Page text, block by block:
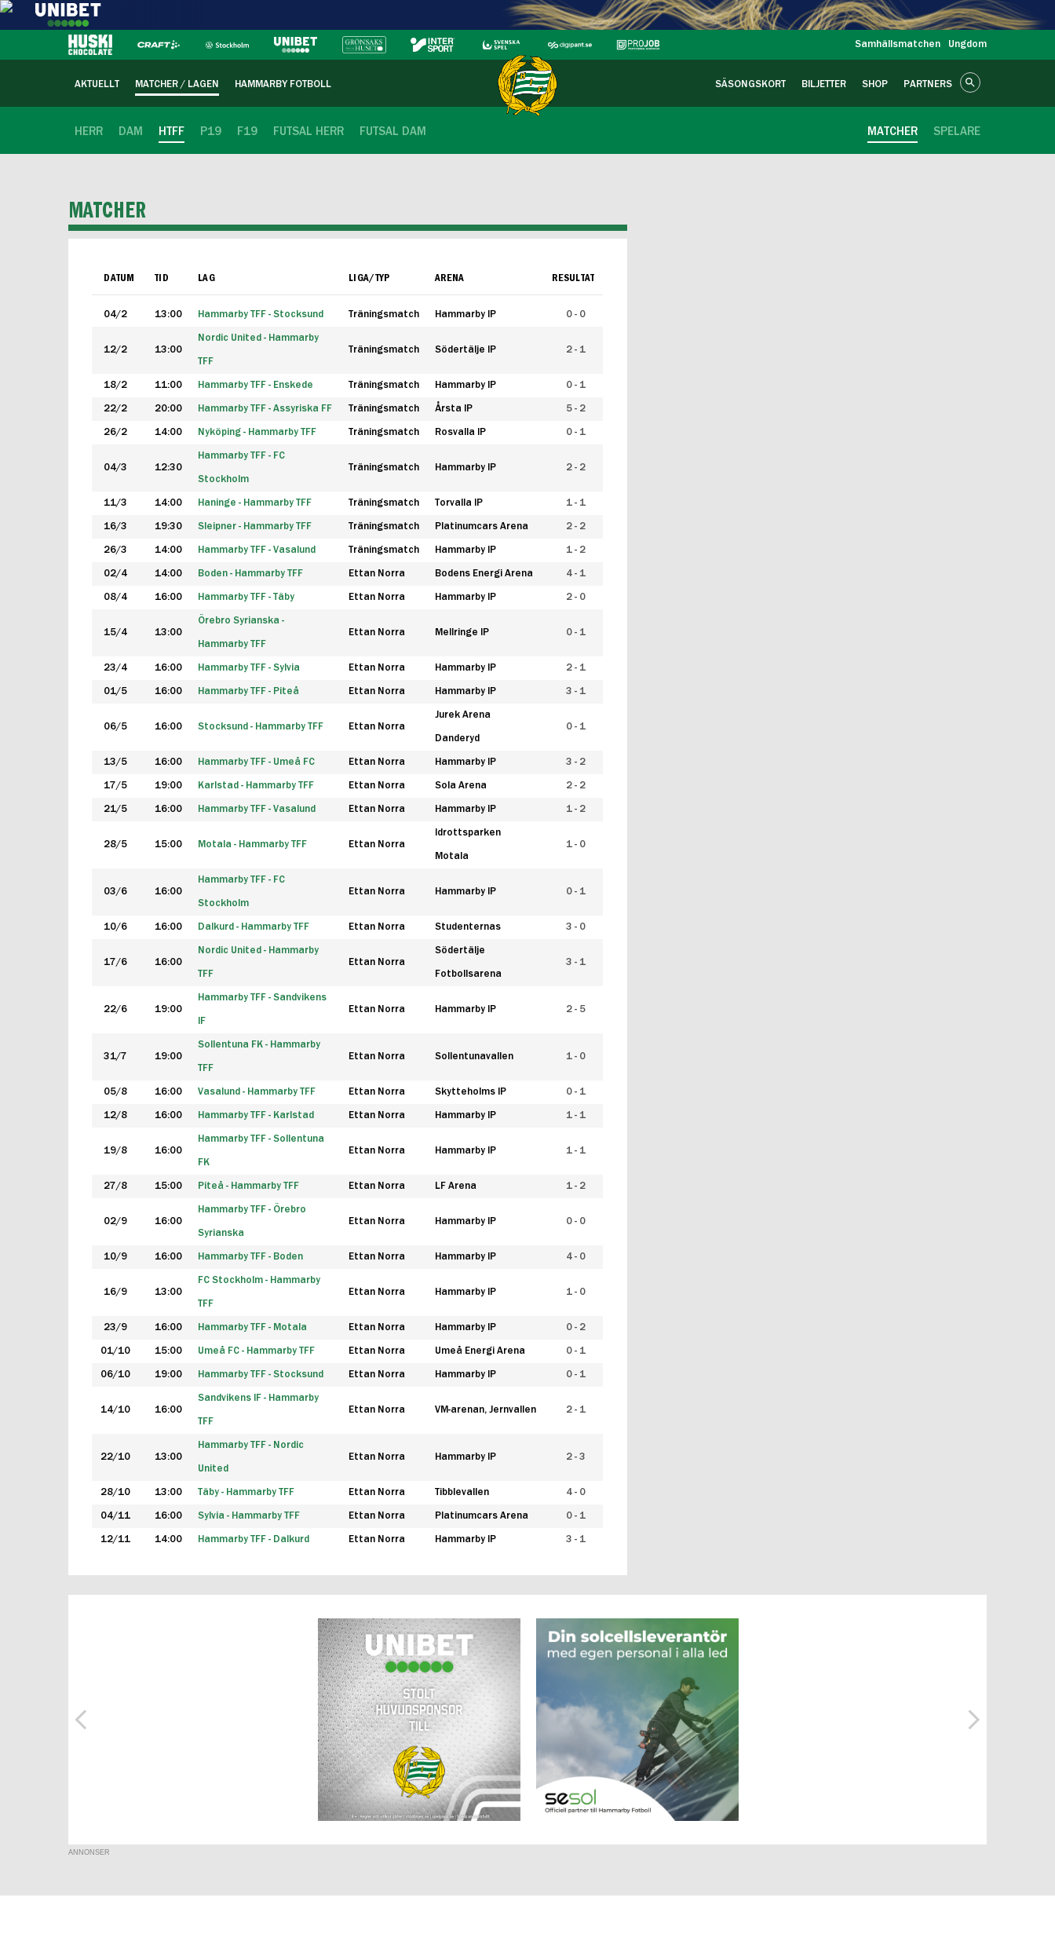
Samhällsmatchen Ungdom
AKTUELLT MATCHER / LAGEN HAMMARBY FOTBOLL SÄSONGSKORT BILJETTER SHOP PARTNERS
HERR DAM HTFF P19 F19 FUTSAL HERR FUTSAL DAM SPELARE
MATCHER
MATCHER
DATUM TID LAG LIGA/TYP ARENA RESULTAT
04/2 13:00 Hammarby TFF - Stocksund Träningsmatch Hammarby IP 0 - 0
12/2 13:00
Nordic United - Hammarby
TFF
Träningsmatch Södertälje IP 2 - 1
18/2 11:00 Hammarby TFF - Enskede Träningsmatch Hammarby IP 0 - 1
22/2 20:00 Hammarby TFF - Assyriska FF Träningsmatch Årsta IP 5 - 2
26/2 14:00 Nyköping - Hammarby TFF Träningsmatch Rosvalla IP 0 - 1
04/3 12:30
Hammarby TFF - FC
Stockholm
Träningsmatch Hammarby IP 2 - 2
11/3 14:00 Haninge - Hammarby TFF Träningsmatch Torvalla IP 1 - 1
16/3 19:30 Sleipner - Hammarby TFF Träningsmatch Platinumcars Arena 2 - 2
26/3 14:00 Hammarby TFF - Vasalund Träningsmatch Hammarby IP 1 - 2
02/4 14:00 Boden - Hammarby TFF Ettan Norra Bodens Energi Arena 4 - 1
08/4 16:00 Hammarby TFF - Täby Ettan Norra Hammarby IP 2 - 0
15/4 13:00
Örebro Syrianska -
Hammarby TFF
Ettan Norra Mellringe IP 0 - 1
23/4 16:00 Hammarby TFF - Sylvia Ettan Norra Hammarby IP 2 - 1
01/5 16:00 Hammarby TFF - Piteå Ettan Norra Hammarby IP 3 - 1
06/5 16:00 Stocksund - Hammarby TFF Ettan Norra
Jurek Arena
Danderyd
0 - 1
13/5 16:00 Hammarby TFF - Umeå FC Ettan Norra Hammarby IP 3 - 2
17/5 19:00 Karlstad - Hammarby TFF Ettan Norra Sola Arena 2 - 2
21/5 16:00 Hammarby TFF - Vasalund Ettan Norra Hammarby IP 1 - 2
28/5 15:00 Motala - Hammarby TFF Ettan Norra
Idrottsparken
Motala
1 - 0
03/6 16:00
Hammarby TFF - FC
Stockholm
Ettan Norra Hammarby IP 0 - 1
10/6 16:00 Dalkurd - Hammarby TFF Ettan Norra Studenternas 3 - 0
17/6 16:00
Nordic United - Hammarby
TFF
Ettan Norra
Södertälje
Fotbollsarena
3 - 1
22/6 19:00
Hammarby TFF - Sandvikens
IF
Ettan Norra Hammarby IP 2 - 5
31/7 19:00
Sollentuna FK - Hammarby
TFF
Ettan Norra Sollentunavallen 1 - 0
05/8 16:00 Vasalund - Hammarby TFF Ettan Norra Skytteholms IP 0 - 1
12/8 16:00 Hammarby TFF - Karlstad Ettan Norra Hammarby IP 1 - 1
19/8 16:00
Hammarby TFF - Sollentuna
FK
Ettan Norra Hammarby IP 1 - 1
27/8 15:00 Piteå - Hammarby TFF Ettan Norra LF Arena 1 - 2
02/9 16:00
Hammarby TFF - Örebro
Syrianska
Ettan Norra Hammarby IP 0 - 0
10/9 16:00 Hammarby TFF - Boden Ettan Norra Hammarby IP 4 - 0
16/9 13:00
FC Stockholm - Hammarby
TFF
Ettan Norra Hammarby IP 1 - 0
23/9 16:00 Hammarby TFF - Motala Ettan Norra Hammarby IP 0 - 2
01/10 15:00 Umeå FC - Hammarby TFF Ettan Norra Umeå Energi Arena 0 - 1
06/10 19:00 Hammarby TFF - Stocksund Ettan Norra Hammarby IP 0 - 1
14/10 16:00
Sandvikens IF - Hammarby
TFF
Ettan Norra VM-arenan, Jernvallen 2 - 1
22/10 13:00
Hammarby TFF - Nordic
United
Ettan Norra Hammarby IP 2 - 3
28/10 13:00 Täby - Hammarby TFF Ettan Norra Tibblevallen 4 - 0
04/11 16:00 Sylvia - Hammarby TFF Ettan Norra Platinumcars Arena 0 - 1
12/11 14:00 Hammarby TFF - Dalkurd Ettan Norra Hammarby IP 3 - 1
ANNONSER